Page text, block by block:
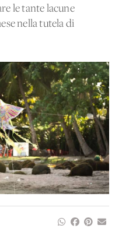
le tante lacune
nella tutela di